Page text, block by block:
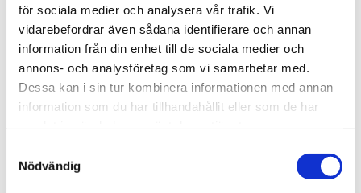
för sociala medier och analysera vår trafik. Vi
vidarebefordrar även sådana identifierare och annan
information från din enhet till de sociala medier och
annons- och analysföretag som vi samarbetar med.
Dessa kan i sin tur kombinera informationen med annan
information som du har tillhandahållit eller som de har
Nödvändig
Artikelnr
IT7004
Leveranstid
skickas från oss inom 3-5 vardagar
Allmänt